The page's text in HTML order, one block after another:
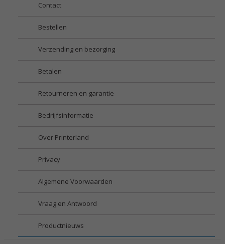
Contact
Bestellen
Verzending en bezorging
Betalen
Retourneren en garantie
Bedrijfsinformatie
Over Printerland
Privacy
Algemene Voorwaarden
Vraag en Antwoord
Productnieuws